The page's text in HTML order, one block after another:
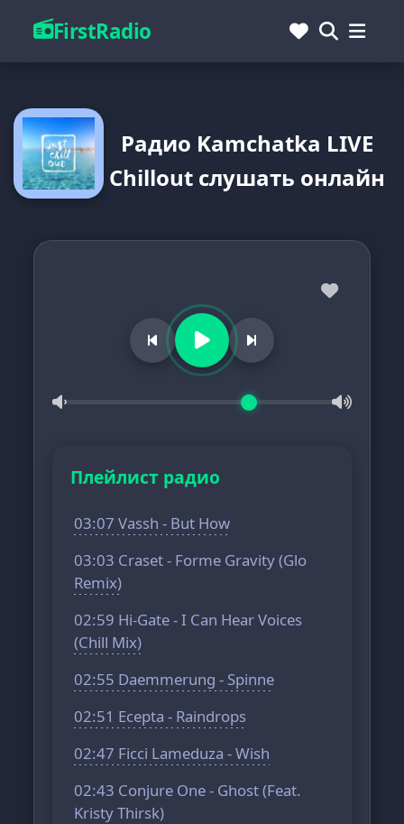
FirstRadio
Радио Kamchatka LIVE
Chillout слушать онлайн
Плейлист радио
03:07 Vassh - But How
03:03 Craset - Forme Gravity (Glo
Remix)
02:59 Hi-Gate - I Can Hear Voices
(Chill Mix)
02:55 Daemmerung - Spinne
02:51 Ecepta - Raindrops
02:47 Ficci Lameduza - Wish
02:43 Conjure One - Ghost (Feat.
Kristy Thirsk)